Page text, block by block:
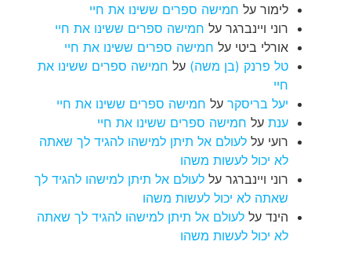
לימור על חמישה ספרים ששינו את חיי
רוני ויינברגר על חמישה ספרים ששינו את חיי
אורלי ביטי על חמישה ספרים ששינו את חיי
טל פרנק (בן משה) על חמישה ספרים ששינו את
חיי
יעל בריסקר על חמישה ספרים ששינו את חיי
ענת על חמישה ספרים ששינו את חיי
רועי על לעולם אל תיתן למישהו להגיד לך שאתה
לא יכול לעשות משהו
רוני ויינברגר על לעולם אל תיתן למישהו להגיד לך
שאתה לא יכול לעשות משהו
הינד על לעולם אל תיתן למישהו להגיד לך שאתה
לא יכול לעשות משהו